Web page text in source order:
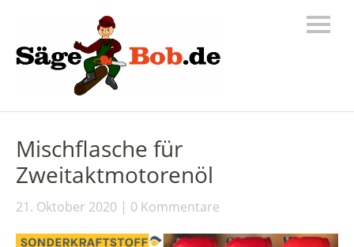
Mischflasche für
Zweitaktmotorenöl
21. Oktober 2020 0 Kommentare